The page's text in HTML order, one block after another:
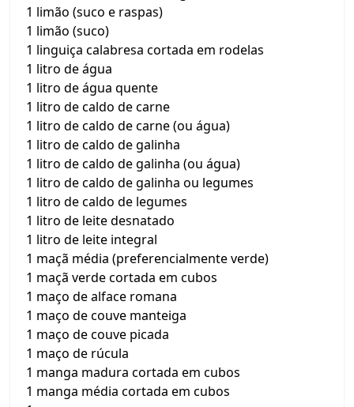
1 limão (suco e raspas)
1 limão (suco)
1 linguiça calabresa cortada em rodelas
1 litro de água
1 litro de água quente
1 litro de caldo de carne
1 litro de caldo de carne (ou água)
1 litro de caldo de galinha
1 litro de caldo de galinha (ou água)
1 litro de caldo de galinha ou legumes
1 litro de caldo de legumes
1 litro de leite desnatado
1 litro de leite integral
1 maçã média (preferencialmente verde)
1 maçã verde cortada em cubos
1 maço de alface romana
1 maço de couve manteiga
1 maço de couve picada
1 maço de rúcula
1 manga madura cortada em cubos
1 manga média cortada em cubos